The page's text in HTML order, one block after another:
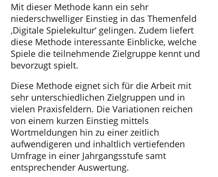
Mit dieser Methode kann ein sehr
niederschwelliger Einstieg in das Themenfeld
‚Digitale Spielekultur‘ gelingen. Zudem liefert
diese Methode interessante Einblicke, welche
Spiele die teilnehmende Zielgruppe kennt und
bevorzugt spielt.
Diese Methode eignet sich für die Arbeit mit
sehr unterschiedlichen Zielgruppen und in
vielen Praxisfeldern. Die Variationen reichen
von einem kurzen Einstieg mittels
Wortmeldungen hin zu einer zeitlich
aufwendigeren und inhaltlich vertiefenden
Umfrage in einer Jahrgangsstufe samt
entsprechender Auswertung.